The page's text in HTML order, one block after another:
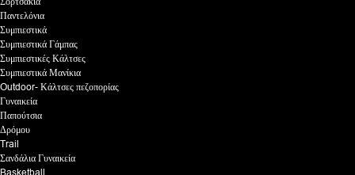
Παντελόνια
Συμπιεστικά
Συμπιεστικά Γάμπας
Συμπιεστικές Κάλτσες
Συμπιεστικά Μανίκια
Outdoor- Κάλτσες πεζοπορίας
Γυναικεία
Παπούτσια
Δρόμου
Trail
Σανδάλια Γυναικεία
Basketball